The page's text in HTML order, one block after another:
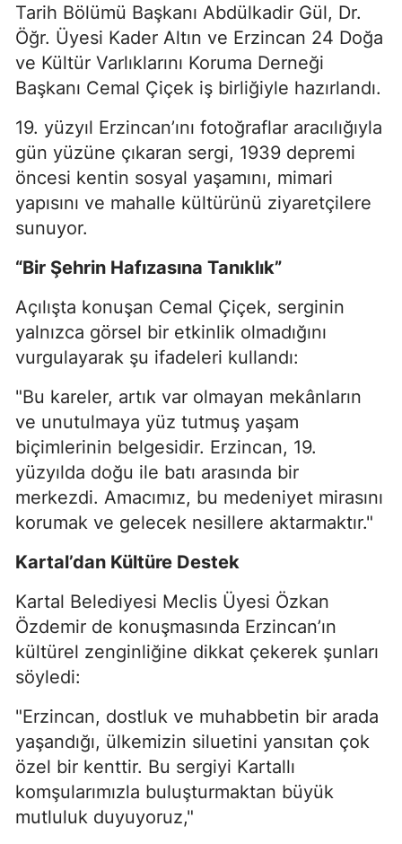
Tarih Bölümü Başkanı Abdülkadir Gül, Dr.
Öğr. Üyesi Kader Altın ve Erzincan 24 Doğa
ve Kültür Varlıklarını Koruma Derneği
Başkanı Cemal Çiçek iş birliğiyle hazırlandı.
19. yüzyıl Erzincan’ını fotoğraflar aracılığıyla
gün yüzüne çıkaran sergi, 1939 depremi
öncesi kentin sosyal yaşamını, mimari
yapısını ve mahalle kültürünü ziyaretçilere
sunuyor.
“Bir Şehrin Hafızasına Tanıklık”
Açılışta konuşan Cemal Çiçek, serginin
yalnızca görsel bir etkinlik olmadığını
vurgulayarak şu ifadeleri kullandı:
"Bu kareler, artık var olmayan mekânların
ve unutulmaya yüz tutmuş yaşam
biçimlerinin belgesidir. Erzincan, 19.
yüzyılda doğu ile batı arasında bir
merkezdi. Amacımız, bu medeniyet mirasını
korumak ve gelecek nesillere aktarmaktır."
Kartal’dan Kültüre Destek
Kartal Belediyesi Meclis Üyesi Özkan
Özdemir de konuşmasında Erzincan’ın
kültürel zenginliğine dikkat çekerek şunları
söyledi:
"Erzincan, dostluk ve muhabbetin bir arada
yaşandığı, ülkemizin siluetini yansıtan çok
özel bir kenttir. Bu sergiyi Kartallı
komşularımızla buluşturmaktan büyük
mutluluk duyuyoruz,"